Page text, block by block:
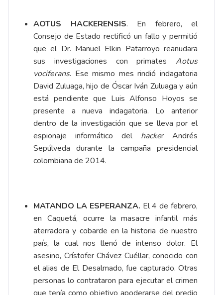
AOTUS HACKERENSIS. En febrero, el
Consejo de Estado rectificó un fallo y permitió
que el Dr. Manuel Elkin Patarroyo reanudara
sus investigaciones con primates Aotus
vociferans. Ese mismo mes rindió indagatoria
David Zuluaga, hijo de Óscar Iván Zuluaga y aún
está pendiente que Luis Alfonso Hoyos se
presente a nueva indagatoria. Lo anterior
dentro de la investigación que se lleva por el
espionaje informático del hacker Andrés
Sepúlveda durante la campaña presidencial
colombiana de 2014.
MATANDO LA ESPERANZA. El 4 de febrero,
en Caquetá, ocurre la masacre infantil más
aterradora y cobarde en la historia de nuestro
país, la cual nos llenó de intenso dolor. El
asesino, Crístofer Chávez Cuéllar, conocido con
el alias de El Desalmado, fue capturado. Otras
personas lo contrataron para ejecutar el crimen